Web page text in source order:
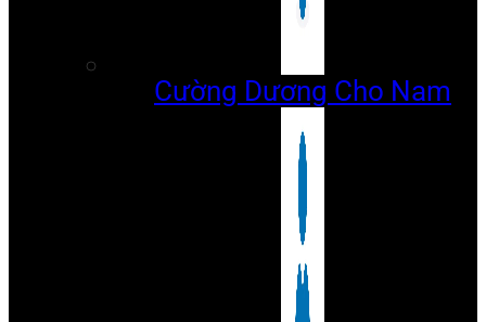
Cường Dương Cho Nam